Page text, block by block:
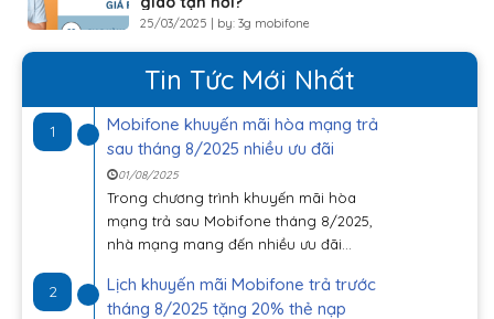
25/03/2025 | by: 3g mobifone
Tin Tức Mới Nhất
1
Mobifone khuyến mãi hòa mạng trả
sau tháng 8/2025 nhiều ưu đãi
01/08/2025
Trong chương trình khuyến mãi hòa
mạng trả sau Mobifone tháng 8/2025,
nhà mạng mang đến nhiều ưu đãi...
2
Lịch khuyến mãi Mobifone trả trước
tháng 8/2025 tặng 20% thẻ nạp